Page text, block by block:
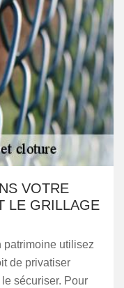
VOTRE
LE GRILLAGE
patrimoine utilisez
de privatiser
le sécuriser. Pour